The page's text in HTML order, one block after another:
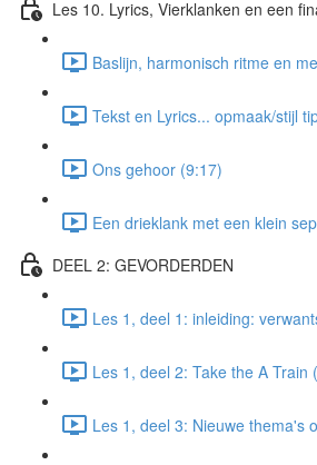
Les 10. Lyrics, Vierklanken en een
Baslijn, harmonisch ritme en
Tekst en Lyrics... opmaak/stijl
Ons gehoor (9:17)
Een drieklank met een klein
DEEL 2: GEVORDERDEN
Les 1, deel 1: inleiding:
Les 1, deel 2: Take the A Train
Les 1, deel 3: Nieuwe thema's